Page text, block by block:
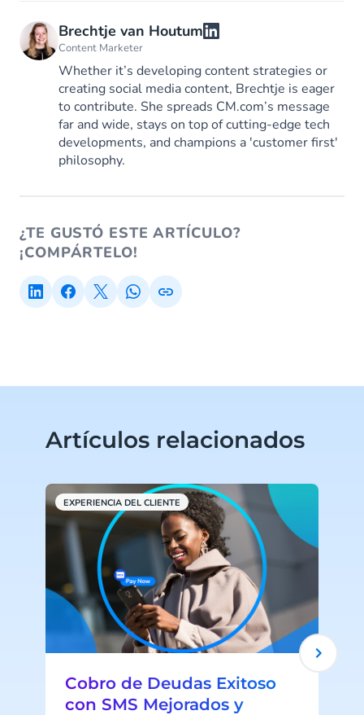
Brechtje van Houtum
Content Marketer
Whether it’s developing content strategies or
creating social media content, Brechtje is eager
to contribute. She spreads CM.com’s message
far and wide, stays on top of cutting-edge tech
developments, and champions a 'customer first'
philosophy.
¿TE GUSTÓ ESTE ARTÍCULO?
¡COMPÁRTELO!
Artículos relacionados
EXPERIENCIA DEL CLIENTE
Cobro de Deudas Exitoso
con SMS Mejorados y